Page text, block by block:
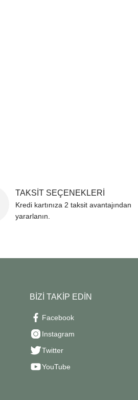
TAKSİT SEÇENEKLERİ
Kredi kartınıza 2 taksit avantajından
yararlanın.
BİZİ TAKİP EDİN
Facebook
Instagram
Twitter
YouTube